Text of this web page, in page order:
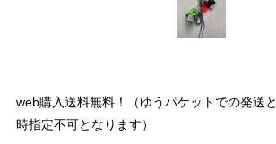
web購入送料無料！（ゆうパケットでの発送
時指定不可となります）